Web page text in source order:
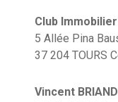
Club
5 Allée Pina
37 204 TOURS
Vincent